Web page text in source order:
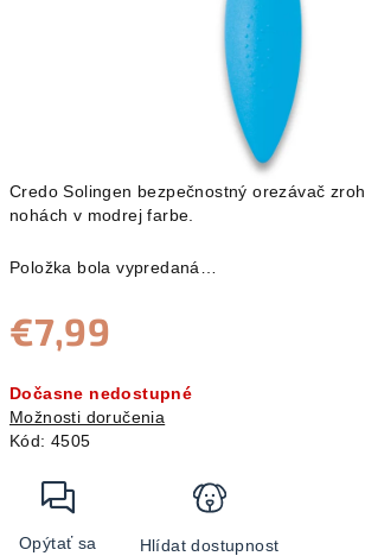
Credo Solingen bezpečnostný orezávač
nohách v modrej farbe.
Položka bola vypredaná…
€7,99
cena:
Dočasne nedostupné
Možnosti doručenia
Kód: 4505
Opýtať sa Hlídat dostupnost